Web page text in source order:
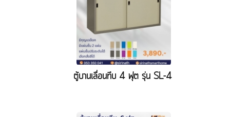
ตู้บานเลื่อนทึบ 4 ฟุต รุ่น SL-4